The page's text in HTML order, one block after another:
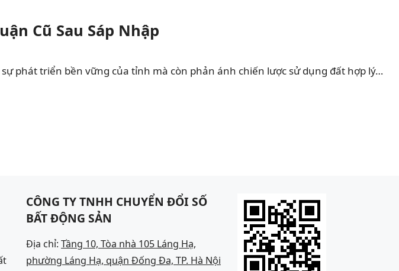
Cũ Sau Sáp Nhập
phát triển bền vững của tỉnh mà còn phản ánh chiến lược sử dụng đất hợp lý…
CÔNG TY TNHH CHUYỂN ĐỔI SỐ
BẤT ĐỘNG SẢN
Địa chỉ: Tầng 10, Tòa nhà 105 Láng Hạ,
phường Láng Hạ, quận Đống Đa, TP. Hà Nội